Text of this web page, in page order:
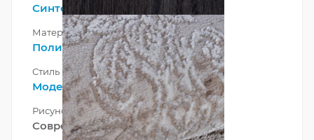
Синтетический , Смешанный
Материал
Полипропилен
Стиль
Модерн
Рисунок
Современный